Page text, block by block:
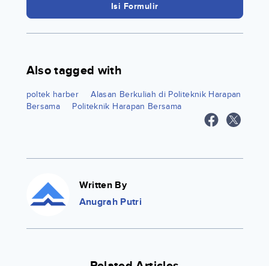
Isi Formulir
Also tagged with
poltek harber
Alasan Berkuliah di Politeknik Harapan
Bersama
Politeknik Harapan Bersama
Written By
Anugrah Putri